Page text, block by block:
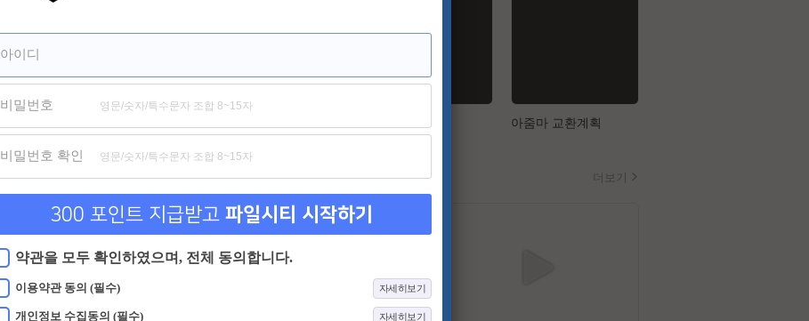
아줌마 교환계획
더보기
아이디
비밀번호
비밀번호 확인
300 포인트 지급받고 파일시티 시작하기
약관을 모두 확인하였으며, 전체 동의합니다.
이용약관 동의 (필수) 자세히보기
개인정보 수집동의 (필수) 자세히보기